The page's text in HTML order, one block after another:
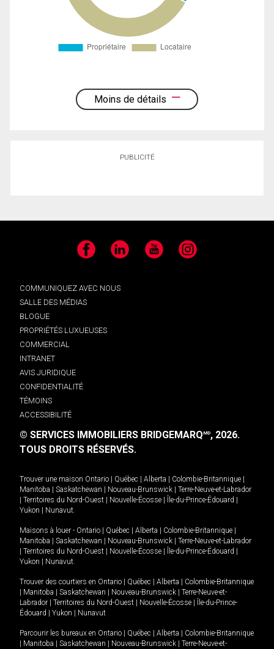
Moins de détails
PUBLICITÉ
Facebook LinkedIn YouTube Instagram
COMMUNIQUEZ AVEC NOUS
SALLE DES MÉDIAS
BLOGUE
PROPRIÉTÉS LUXUEUSES
COMMERCIAL
INTRANET
AVIS JURIDIQUE
CONFIDENTIALITÉ
TÉMOINS
ACCESSIBILITÉ
© SERVICES IMMOBILIERS BRIDGEMARQMD, 2026.
TOUS DROITS RÉSERVÉS.
Trouver une maison Ontario Québec Alberta Colombie-Britannique
Manitoba
Saskatchewan Nouveau-Brunswick
Terre-Neuve-et-Labrador
Territoires du Nord-Ouest Nouvelle-Écosse Île-du-Prince-Édouard
Yukon
Nunavut.
Maisons à louer - Ontario Québec Alberta Colombie-Britannique
Manitoba
Saskatchewan Nouveau-Brunswick
Terre-Neuve-et-Labrador
Territoires du Nord-Ouest Nouvelle-Écosse Île-du-Prince-Édouard
Yukon
Nunavut.
Trouver des courtiers en Ontario Québec Alberta
Colombie-Britannique
Manitoba Saskatchewan Nouveau-Brunswick
Terre-Neuve-et-
Labrador
Territoires du Nord-Ouest Nouvelle-Écosse
Île-du-Prince-
Édouard
Yukon Nunavut
Parcourir les bureaux en Ontario Québec Alberta
Colombie-Britannique
Manitoba Saskatchewan Nouveau-Brunswick
Terre-Neuve-et-